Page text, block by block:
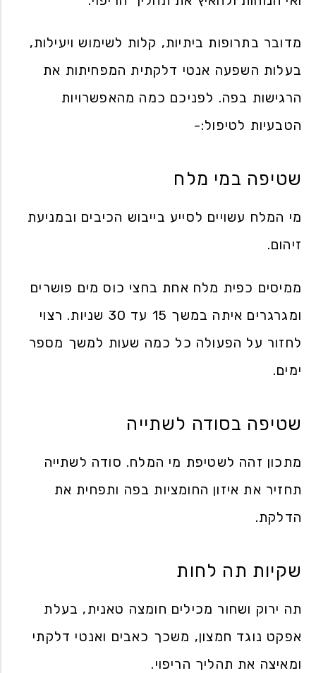
מדובר בתרופות ביתיות, קלות לשימוש ויעילות,
בעלות השפעה אנטי דלקתית המפחיתות את
הרגישות בפה. לפניכם כמה מהאפשרויות
הטבעיות לטיפול:-
שטיפה במי מלח
מי המלח עשויים לסייע בייבוש הכיבים ובמניעת
זיהום.
ממיסים כפית מלח אחת בחצי כוס מים פושרים
ומגרגרים איתה במשך 15 עד 30 שניות. רצוי
לחזור על הפעולה כל כמה שעות למשך מספר
ימים.
שטיפה בסודה לשתייה
מתכון זהה לשטיפת מי המלח. סודה לשתייה
תחזיר את איזון החומציות בפה ותפחית את
הדלקת.
שקיות תה לחות
תה ירוק ושחור מכילים חומצה טאנית, בעלת
אפקט נוגד חמצון, משכך כאבים ואנטי דלקתי
ומאיצה את תהליך הריפוי.